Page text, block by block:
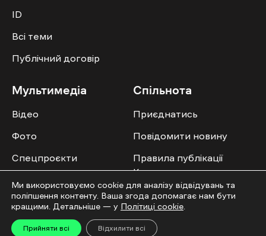
ID
Всі теми
Публічний договір
Мультимедіа
Відео
Фото
Спецпроєкти
Спільнота
Приєднатись
Повідомити новину
Правила публікації
Колонок
Ми використовуємо cookie для аналізу відвідувань та
поліпшення контенту. Ваша згода допомагає нам бути
кращими. Детальніше — у Політиці cookie
Прийняти всі Відхилити всі